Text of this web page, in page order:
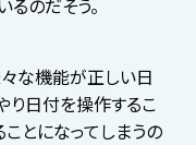
のだそう。
な機能が正しい日
り日付を操作するこ
とになってしまうの